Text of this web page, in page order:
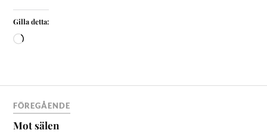
Gilla detta:
FÖREGÅENDE
Mot sälen